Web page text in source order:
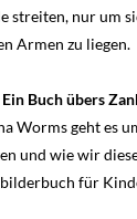
streiten, nur um
Armen zu liegen.
Buch übers
Worms geht es
und wie wir
für